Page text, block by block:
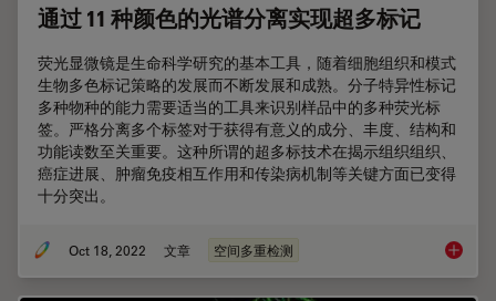
通过 11 种颜色的光谱分离实现超多标记
荧光显微镜是生命科学研究的基本工具，随着细胞组织和模式
生物多色标记策略的发展而不断发展和成熟。分子特异性标记
多种物种的能力需要适当的工具来识别样品中的多种荧光标
签。严格分离多个标签对于获得有意义的成分、丰度、结构和
功能读数至关重要。这种所谓的超多标技术在揭示组织组织、
癌症进展、肿瘤免疫相互作用和传染病机制等关键方面已变得
十分突出。
Oct 18, 2022 文章 空间多重检测 通过 11